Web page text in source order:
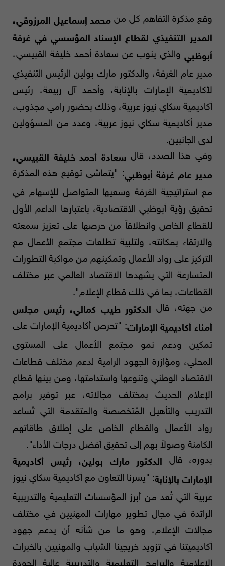
وقع مذكرة التفاهم كل منمحمد إسماعيل المرزوقي،
المدير التنفيذي لقطاع الإسناد المؤسسي في غرفة
أبوظبي والذي ينوب عن سعادة أحمد خليفة القبيسي،
مدير عام الغرفة، والدكتور مارك بولين الرئيس التنفيذي
لأكاديمية الإمارات بالإنابة، وأحمد آل ربيعة، رئيس
أكاديمية سكاي نيوز عربية، وذلك بحضور رامي مجذوب،
مدير أكاديمية سكاي نيوز عربية، وعدد من المسؤولين
لدى الجانبين.
وفي هذا الصدد، قال سعادة أحمد خليفة القبيسي،
مدير عام غرفة أبوظبي: "يتماشى توقيع هذه المذكرة
مع استراتيجية الغرفة وسعيها المتواصل للإسهام في
تحقيق رؤية أبوظبي الاقتصادية، باعتبارها الداعم الأول
للقطاع الخاص وانطلاقاً من حرصها على تعزيز سمعته
والارتقاء بمكانته، ولتلبية تطلعات مجتمع الأعمال مع
التركيز على رواد الأعمال وتمكينهم من مواكبة التطورات
المتسارعة التي يشهدها الاقتصاد العالمي عبر مختلف
القطاعات، بما في ذلك قطاع الإعلام".
من جهته، قال الدكتور طيب كمالي، رئيس مجلس
أمناء أكاديمية الإمارات: "تحرص أكاديمية الإمارات على
تمكين ودعم نمو مجتمع الأعمال على المستوى
المحلي، ومؤازرة الجهود الرامية لدعم مختلف قطاعات
الاقتصاد الوطني وتنوعها واستدامتها، ومن بينها قطاع
الإعلام الحديث بمختلف مجالاته، عبر توفير برامج
التدريب والتأهيل المُتخصصة والمتقدمة التي تُساعد
رواد الأعمال والقطاع الخاص على إطلاق طاقاتهم
الكامنة وصولاً بهم إلى تحقيق أفضل درجات الأداء".
بدوره، قال الدكتور مارك بولين، رئيس أكاديمية
الإمارات بالإنابة: "يسرنا التعاون مع أكاديمية سكاي نيوز
عربية التي تُعد من أبرز المؤسسات التعليمية والتدريبية
الرائدة في مجال تطوير مهارات المهنيين في مختلف
مجالات الإعلام، وهو ما من شأنه أن يدعم جهود
أكاديميتنا في تزويد خريجينا الشباب والمهنيين بالخبرات
الإعلامية والبرامج التعليمية والتدريبية عالية الجودة